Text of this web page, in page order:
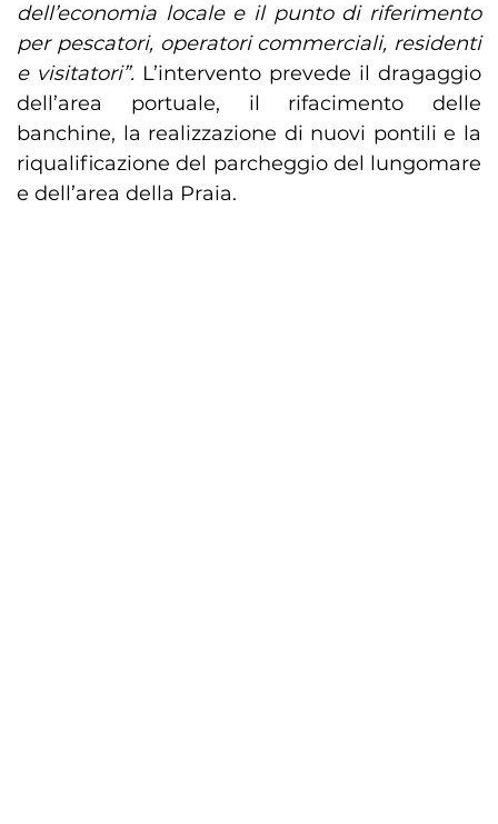
dell’economia locale e il punto di riferimento
per pescatori, operatori commerciali, residenti
e visitatori”. L’intervento prevede il dragaggio
dell’area portuale, il rifacimento delle
banchine, la realizzazione di nuovi pontili e la
riqualificazione del parcheggio del lungomare
e dell’area della Praia.